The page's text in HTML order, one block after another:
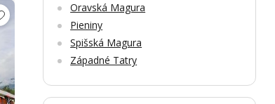
Zobrazit dalších 19 fotek
Oravská Magura
Pieniny
Spišská Magura
Západné Tatry